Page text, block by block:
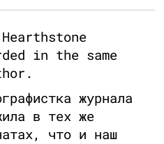
in the same
журнала
в тех же
что и наш